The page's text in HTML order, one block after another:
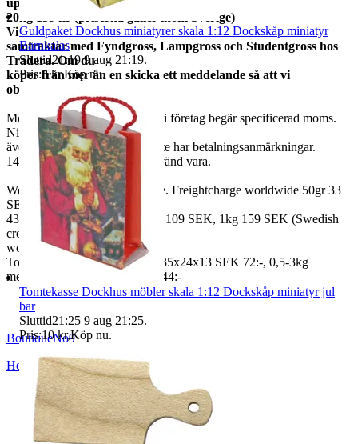
20kg 159 kr (priserna gäller inom Sverige)
Vi
samfraktar med Fyndgross, Lampgross och Studentgross hos
Tradera. Om du
köper från mer än en skicka ett meddelande så att vi
observerar det.
Moms ingår i våra priser. Har ni företag begär specificerad moms.
Ni kan
även fråga om faktura om ni inte har betalningsanmärkningar.
14 dagars full returrätt vid oanvänd vara.
We also ship abroad worldwide. Freightcharge worldwide 50gr 33
SEK, 100 gr
43 SEK, 250gr 85 SEK, 0,5kg 109 SEK, 1kg 159 SEK (Swedish
crown
worldwide price freight)
To Denmark 0,5-3kg measure 35x24x13 SEK 72:-, 0,5-3kg
measure 40x40x140cm SEK 144:-
BoutiqueNo9
Helsingborg,Sverige
Guldpaket Dockhus miniatyrer skala 1:12 Dockskåp miniatyr
Barnkalas
Sluttid21:19 9 aug 21:19.
Pris:8 kr,Köp nu.
Tomtekasse Dockhus möbler skala 1:12 Dockskåp miniatyr jul
bar
Sluttid21:25 9 aug 21:25.
Pris:10 kr,Köp nu.